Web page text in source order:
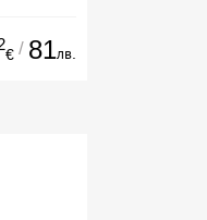
€ / 81лв.